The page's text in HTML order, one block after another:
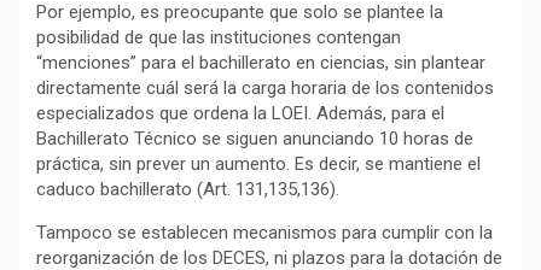
Por ejemplo, es preocupante que solo se plantee la
posibilidad de que las instituciones contengan
“menciones” para el bachillerato en ciencias, sin plantear
directamente cuál será la carga horaria de los contenidos
especializados que ordena la LOEI. Además, para el
Bachillerato Técnico se siguen anunciando 10 horas de
práctica, sin prever un aumento. Es decir, se mantiene el
caduco bachillerato (Art. 131,135,136).
Tampoco se establecen mecanismos para cumplir con la
reorganización de los DECES, ni plazos para la dotación de